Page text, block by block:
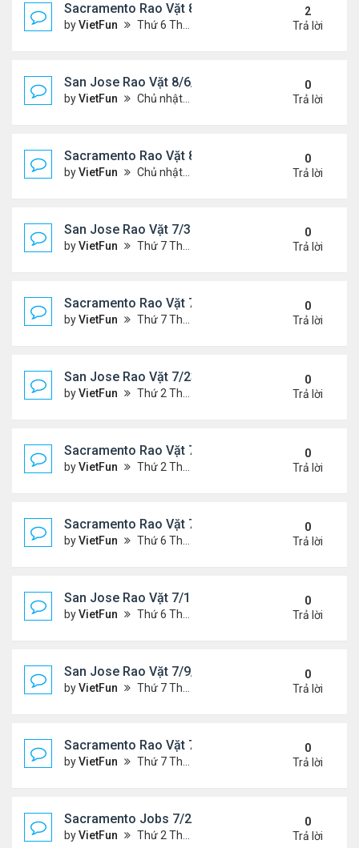
Sacramento Rao Vặt 8/13/21- 8/20/21
byVietFun Thứ 6 Tháng 8 13, 2021 11:27 am
2
Trả lời
San Jose Rao Vặt 8/6/21- 8/13/21
byVietFun Chủ nhật Tháng 8 08, 2021 6:21 pm
0
Trả lời
Sacramento Rao Vặt 8/6/21- 8/13/21
byVietFun Chủ nhật Tháng 8 08, 2021 6:15 pm
0
Trả lời
San Jose Rao Vặt 7/30/21- 8/6/21
byVietFun Thứ 7 Tháng 7 31, 2021 10:31 am
0
Trả lời
Sacramento Rao Vặt 7/30/21- 8/6/21
byVietFun Thứ 7 Tháng 7 31, 2021 10:22 am
0
Trả lời
San Jose Rao Vặt 7/23/21- 7/30/21
byVietFun Thứ 2 Tháng 7 26, 2021 4:19 pm
0
Trả lời
Sacramento Rao Vặt 7/23/21- 7/30/21
byVietFun Thứ 2 Tháng 7 26, 2021 4:13 pm
0
Trả lời
Sacramento Rao Vặt 7/16/21- 7/23/21
byVietFun Thứ 6 Tháng 7 16, 2021 10:33 am
0
Trả lời
San Jose Rao Vặt 7/16/21- 7/23/21
byVietFun Thứ 6 Tháng 7 16, 2021 10:25 am
0
Trả lời
San Jose Rao Vặt 7/9/21- 7/16/21
byVietFun Thứ 7 Tháng 7 10, 2021 9:58 am
0
Trả lời
Sacramento Rao Vặt 7/9/21- 7/16/21
byVietFun Thứ 7 Tháng 7 10, 2021 9:47 am
0
Trả lời
Sacramento Jobs 7/2/21- 7/9/21
byVietFun Thứ 2 Tháng 7 05, 2021 2:52 pm
0
Trả lời